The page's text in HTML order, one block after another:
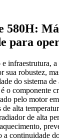
580H:
para
infraestrutura, a
sua robustez,
do sistema
o componente
pelo motor
alta
de alta
a continuidade